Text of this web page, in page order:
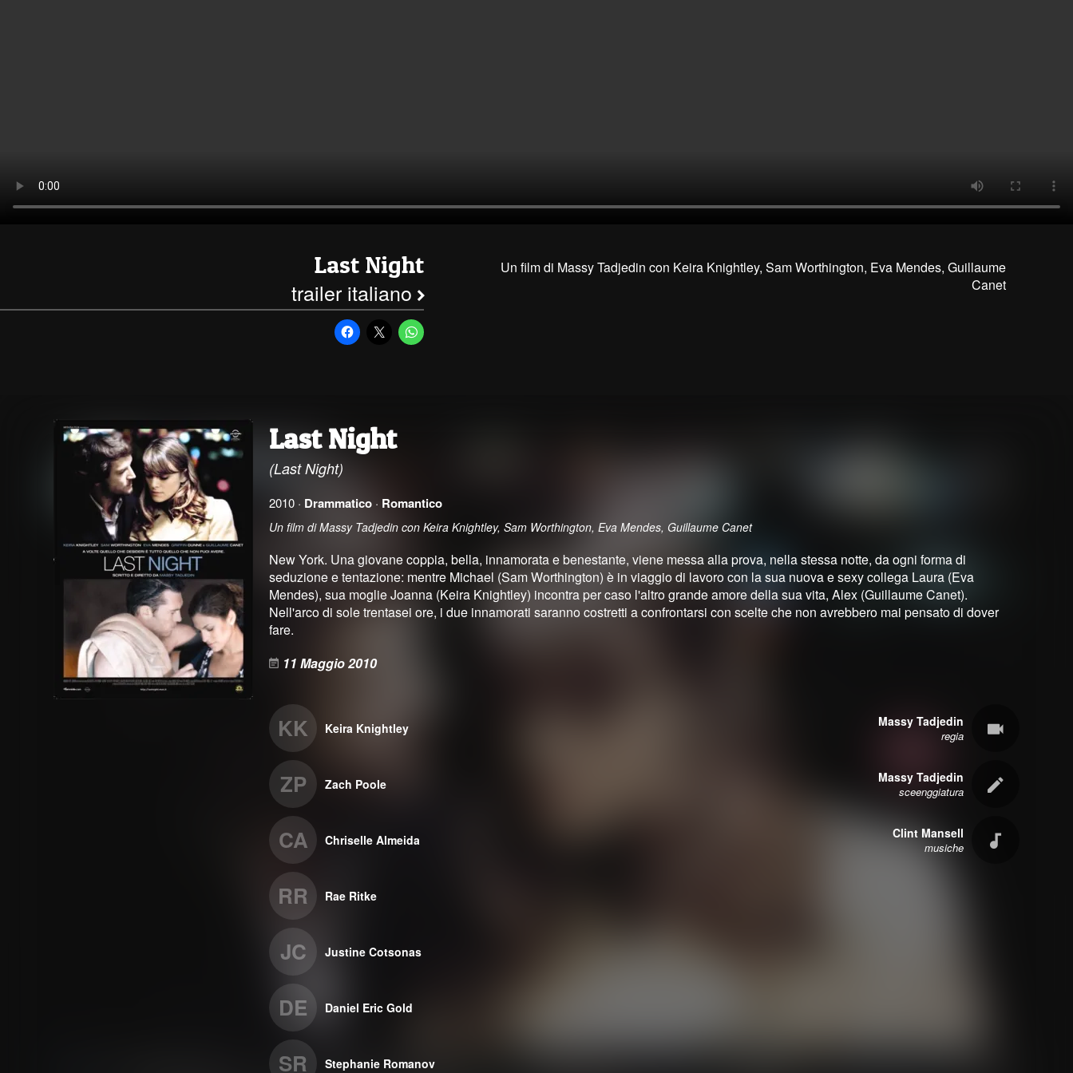
Last Night
trailer italiano
Un film di Massy Tadjedin con Keira Knightley, Sam Worthington, Eva Mendes, Guillaume
Canet
Last Night
(Last Night)
2010 · Drammatico · Romantico
Un film di Massy Tadjedin con Keira Knightley, Sam Worthington, Eva Mendes, Guillaume Canet
New York. Una giovane coppia, bella, innamorata e benestante, viene messa alla prova, nella stessa notte, da ogni forma di
seduzione e tentazione: mentre Michael (Sam Worthington) è in viaggio di lavoro con la sua nuova e sexy collega Laura (Eva
Mendes), sua moglie Joanna (Keira Knightley) incontra per caso l'altro grande amore della sua vita, Alex (Guillaume Canet).
Nell'arco di sole trentasei ore, i due innamorati saranno costretti a confrontarsi con scelte che non avrebbero mai pensato di dover
fare.
11 Maggio 2010
KK Keira Knightley
ZP Zach Poole
CA Chriselle Almeida
RR Rae Ritke
JC Justine Cotsonas
DE Daniel Eric Gold
SR Stephanie Romanov
Massy Tadjedin
regia
Massy Tadjedin
sceenggiatura
Clint Mansell
musiche